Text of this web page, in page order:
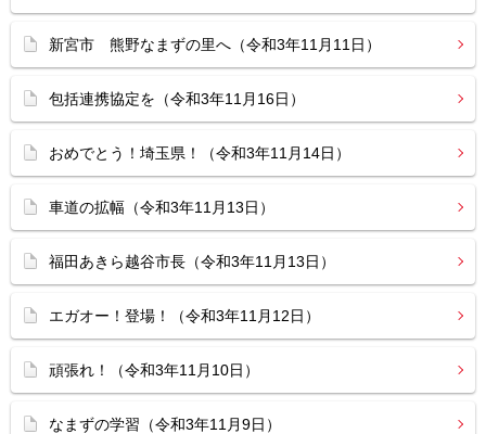
新宮市 熊野なまずの里へ（令和3年11月11日）
包括連携協定を（令和3年11月16日）
おめでとう！埼玉県！（令和3年11月14日）
車道の拡幅（令和3年11月13日）
福田あきら越谷市長（令和3年11月13日）
エガオー！登場！（令和3年11月12日）
頑張れ！（令和3年11月10日）
なまずの学習（令和3年11月9日）